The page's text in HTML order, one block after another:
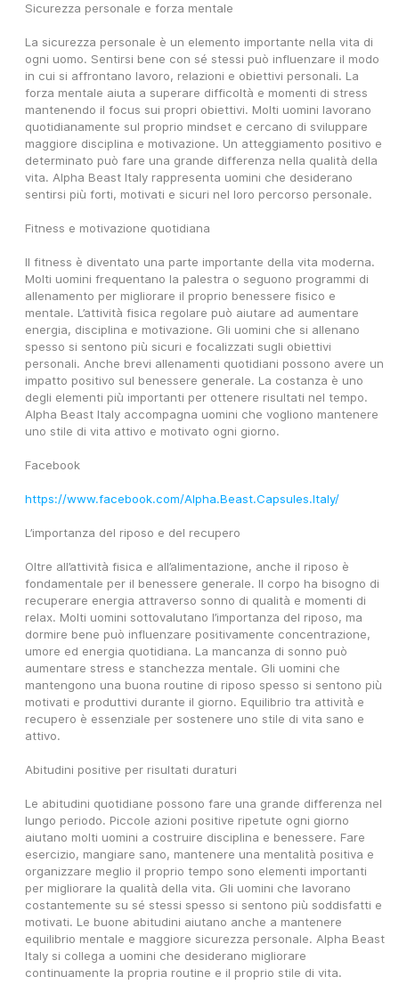
Sicurezza personale e forza mentale
La sicurezza personale è un elemento importante nella vita di
ogni uomo. Sentirsi bene con sé stessi può influenzare il modo
in cui si affrontano lavoro, relazioni e obiettivi personali. La
forza mentale aiuta a superare difficoltà e momenti di stress
mantenendo il focus sui propri obiettivi. Molti uomini lavorano
quotidianamente sul proprio mindset e cercano di sviluppare
maggiore disciplina e motivazione. Un atteggiamento positivo e
determinato può fare una grande differenza nella qualità della
vita. Alpha Beast Italy rappresenta uomini che desiderano
sentirsi più forti, motivati e sicuri nel loro percorso personale.
Fitness e motivazione quotidiana
Il fitness è diventato una parte importante della vita moderna.
Molti uomini frequentano la palestra o seguono programmi di
allenamento per migliorare il proprio benessere fisico e
mentale. L’attività fisica regolare può aiutare ad aumentare
energia, disciplina e motivazione. Gli uomini che si allenano
spesso si sentono più sicuri e focalizzati sugli obiettivi
personali. Anche brevi allenamenti quotidiani possono avere un
impatto positivo sul benessere generale. La costanza è uno
degli elementi più importanti per ottenere risultati nel tempo.
Alpha Beast Italy accompagna uomini che vogliono mantenere
uno stile di vita attivo e motivato ogni giorno.
Facebook
https://www.facebook.com/Alpha.Beast.Capsules.Italy/
L’importanza del riposo e del recupero
Oltre all’attività fisica e all’alimentazione, anche il riposo è
fondamentale per il benessere generale. Il corpo ha bisogno di
recuperare energia attraverso sonno di qualità e momenti di
relax. Molti uomini sottovalutano l’importanza del riposo, ma
dormire bene può influenzare positivamente concentrazione,
umore ed energia quotidiana. La mancanza di sonno può
aumentare stress e stanchezza mentale. Gli uomini che
mantengono una buona routine di riposo spesso si sentono più
motivati e produttivi durante il giorno. Equilibrio tra attività e
recupero è essenziale per sostenere uno stile di vita sano e
attivo.
Abitudini positive per risultati duraturi
Le abitudini quotidiane possono fare una grande differenza nel
lungo periodo. Piccole azioni positive ripetute ogni giorno
aiutano molti uomini a costruire disciplina e benessere. Fare
esercizio, mangiare sano, mantenere una mentalità positiva e
organizzare meglio il proprio tempo sono elementi importanti
per migliorare la qualità della vita. Gli uomini che lavorano
costantemente su sé stessi spesso si sentono più soddisfatti e
motivati. Le buone abitudini aiutano anche a mantenere
equilibrio mentale e maggiore sicurezza personale. Alpha Beast
Italy si collega a uomini che desiderano migliorare
continuamente la propria routine e il proprio stile di vita.